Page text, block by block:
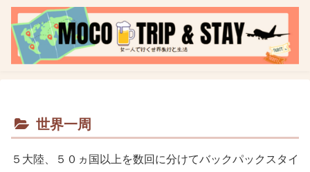
世界一周
５大陸、５０ヵ国以上を数回に分けてバックパックスタイ